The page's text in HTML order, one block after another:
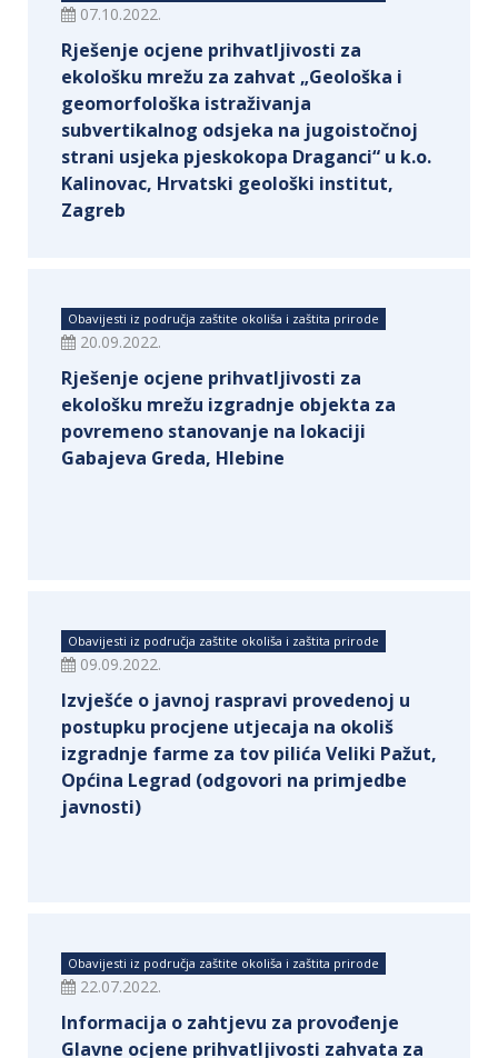
07.10.2022.
Rješenje ocjene prihvatljivosti za
ekološku mrežu za zahvat „Geološka i
geomorfološka istraživanja
subvertikalnog odsjeka na jugoistočnoj
strani usjeka pjeskokopa Draganci“ u k.o.
Kalinovac, Hrvatski geološki institut,
Zagreb
Obavijesti iz područja zaštite okoliša i zaštita prirode
20.09.2022.
Rješenje ocjene prihvatljivosti za
ekološku mrežu izgradnje objekta za
povremeno stanovanje na lokaciji
Gabajeva Greda, Hlebine
Obavijesti iz područja zaštite okoliša i zaštita prirode
09.09.2022.
Izvješće o javnoj raspravi provedenoj u
postupku procjene utjecaja na okoliš
izgradnje farme za tov pilića Veliki Pažut,
Općina Legrad (odgovori na primjedbe
javnosti)
Obavijesti iz područja zaštite okoliša i zaštita prirode
22.07.2022.
Informacija o zahtjevu za provođenje
Glavne ocjene prihvatljivosti zahvata za